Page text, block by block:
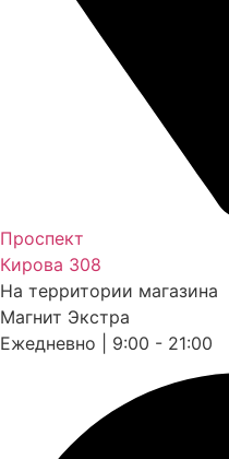
Проспект
Кирова 308
На территории магазина
Магнит Экстра
Ежедневно | 9:00 - 21:00